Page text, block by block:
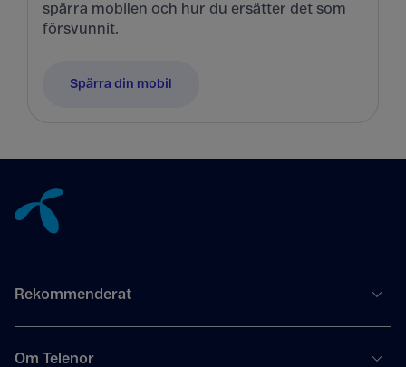
spärra mobilen och hur du ersätter det som
försvunnit.
Spärra din mobil
Rekommenderat
Om Telenor